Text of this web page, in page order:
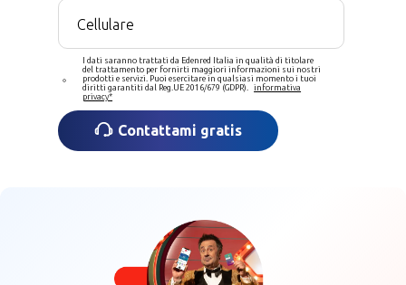
Cellulare
I dati saranno trattati da Edenred Italia in qualità di titolare
del trattamento per fornirti maggiori informazioni sui nostri
prodotti e servizi. Puoi esercitare in qualsiasi momento i tuoi
diritti garantiti dal Reg.UE 2016/679 (GDPR).informativa
privacy*
Contattami gratis